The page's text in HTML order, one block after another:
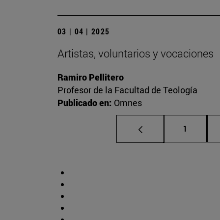
03 | 04 | 2025
Artistas, voluntarios y vocaciones
Ramiro Pellitero
Profesor de la Facultad de Teología
Publicado en: Omnes
Página
1